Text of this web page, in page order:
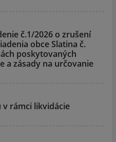
č.1/2026 o zrušení
obce Slatina č.
poskytovaných
a zásady na určovanie
v rámci likvidácie